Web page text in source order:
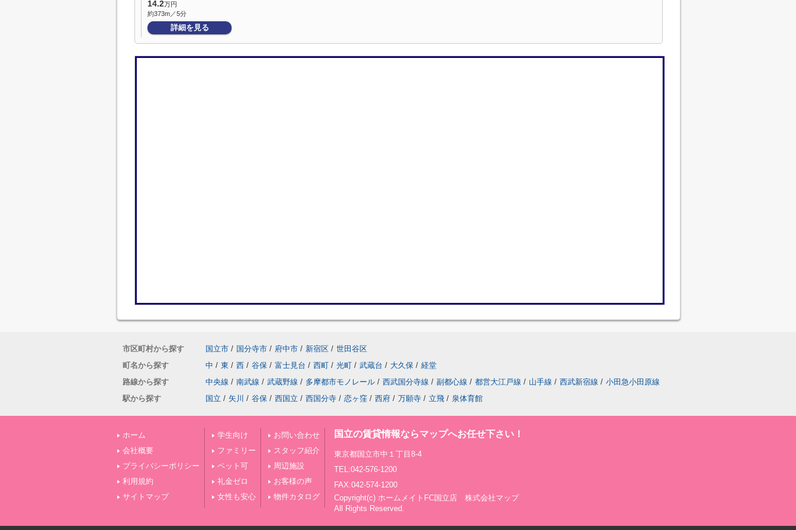
14.2万円
約373m／5分
詳細を見る
市区町村から探す 国立市 / 国分寺市 / 府中市 / 新宿区 / 世田谷区
町名から探す
中 / 東 / 西 / 谷保 / 富士見台 / 西町 / 光町 / 武蔵台 / 大久保 / 経堂
路線から探す
中央線 / 南武線 / 武蔵野線 / 多摩都市モノレール / 西武国分寺線 / 副都心線 / 都営大江戸線 / 山手線 / 西武新宿線 / 小田急小田原線
駅から探す
国立 / 矢川 / 谷保 / 西国立 / 西国分寺 / 恋ヶ窪 / 西府 / 万願寺 / 立飛 / 泉体育館
ホーム
会社概要
プライバシーポリシー
利用規約
サイトマップ
学生向け
ファミリー
ペット可
礼金ゼロ
女性も安心
お問い合わせ
スタッフ紹介
周辺施設
お客様の声
物件カタログ
国立の賃貸情報ならマップへお任せ下さい！
東京都国立市中１丁目8-4
TEL:042-576-1200
FAX:042-574-1200
Copyright(c) ホームメイトFC国立店 株式会社マップ
All Rights Reserved.